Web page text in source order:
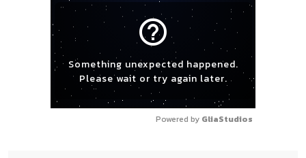
help_outline
Something unexpected happened.
Please wait or try again later.
Powered by GliaStudios